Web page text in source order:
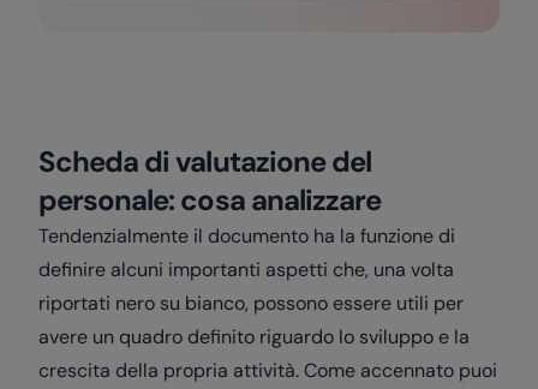
Scheda di valutazione del
personale: cosa analizzare
Tendenzialmente il documento ha la funzione di
definire alcuni importanti aspetti che, una volta
riportati nero su bianco, possono essere utili per
avere un quadro definito riguardo lo sviluppo e la
crescita della propria attività. Come accennato puoi